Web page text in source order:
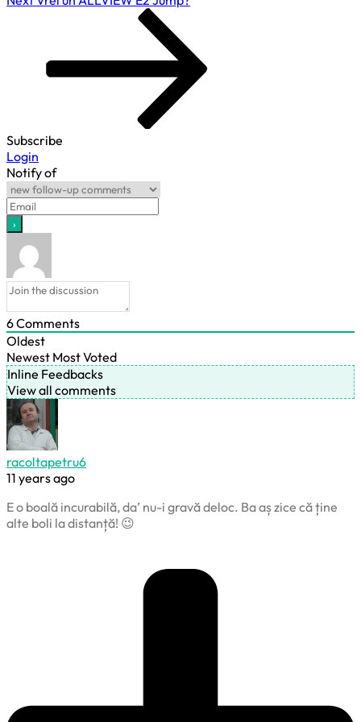
Subscribe
Login
Notify of
6Comments
Oldest
Newest Most Voted
Inline Feedbacks
View all comments
racoltapetru6
11 years ago
E o boală incurabilă, da’ nu-i gravă deloc. Ba aș zice că ține
alte boli la distanță! 😉